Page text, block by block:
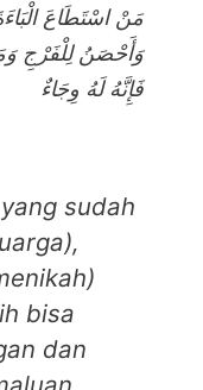
مَنْ اسْتَطَاعَ
وَأَحْصَنُ لِلْفَرْجِ
فَإِنَّهُ لَهُ وِجَاءٌ
sudah
bisa
dan